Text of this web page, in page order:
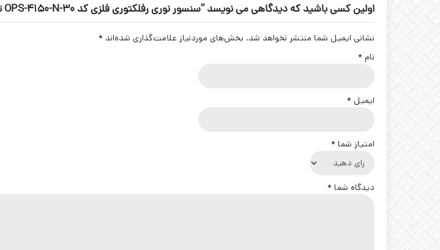
اولین کسی باشید که دیدگاهی می نویسد “سنسور نوری رفلکتوری فلزی کد OPS-4150-N-30 تبریز پژوه”
نشانی ایمیل شما منتشر نخواهد شد. بخش‌های موردنیاز علامت‌گذاری شده‌اند *
نام *
ایمیل *
امتیاز شما *
دیدگاه شما *